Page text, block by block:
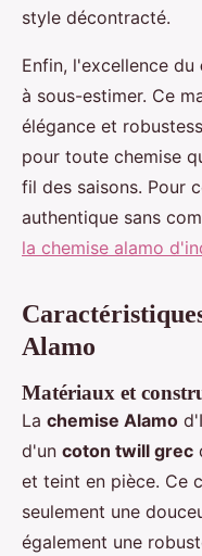
style décontracté.
Enfin, l'excellence du
à sous-estimer. Ce
élégance et
pour toute chemise
fil des saisons. Pour
authentique sans
la chemise alamo
Alamo
Matériaux et
La chemise Alamo
d'un coton twill grec
et teint en pièce. Ce
seulement une
également une